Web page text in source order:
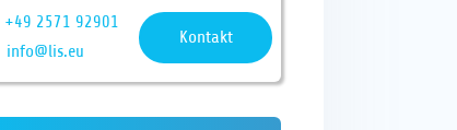
+49 2571 92901
info@lis.eu
Kontakt